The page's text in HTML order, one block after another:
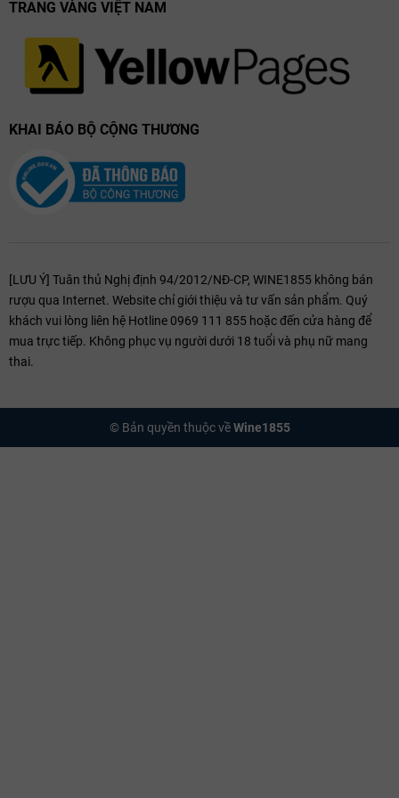
TRANG VÀNG VIỆT NAM
KHAI BÁO BỘ CỘNG THƯƠNG
[LƯU Ý] Tuân thủ Nghị định 94/2012/NĐ-CP, WINE1855 không bán
rượu qua Internet. Website chỉ giới thiệu và tư vấn sản phẩm. Quý
khách vui lòng liên hệ Hotline 0969 111 855 hoặc đến cửa hàng để
mua trực tiếp. Không phục vụ người dưới 18 tuổi và phụ nữ mang
thai.
© Bản quyền thuộc vềWine1855